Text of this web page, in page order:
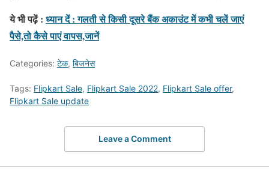
ये भी पढ़ें : ध्यान दें : गलती से किसी दूसरे बैंक अकाउंट में कभी चलें जाएं
पैसे,तो कैसे पाएं वापस,जानें
Categories: टेक, बिजनेस
Tags: Flipkart Sale, Flipkart Sale 2022, Flipkart Sale offer,
Flipkart Sale update
Leave a Comment